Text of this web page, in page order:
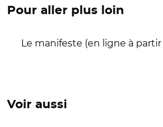
Pour aller plus loin
Le manifeste (en ligne à partir
Voir aussi